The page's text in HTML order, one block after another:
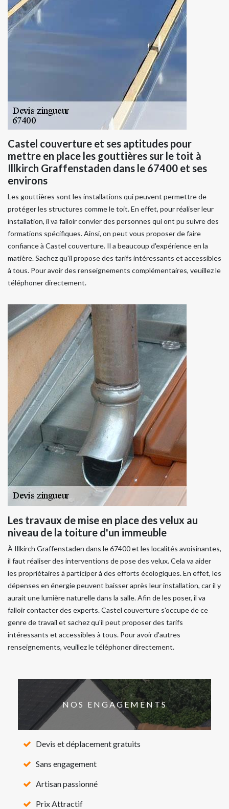
Castel couverture et ses aptitudes pour
mettre en place les gouttières sur le toit à
Illkirch Graffenstaden dans le 67400 et ses
environs
Les gouttières sont les installations qui peuvent permettre de
protéger les structures comme le toit. En effet, pour réaliser leur
installation, il va falloir convier des personnes qui ont pu suivre des
formations spécifiques. Ainsi, on peut vous proposer de faire
confiance à Castel couverture. Il a beaucoup d'expérience en la
matière. Sachez qu'il propose des tarifs intéressants et accessibles
à tous. Pour avoir des renseignements complémentaires, veuillez le
téléphoner directement.
Les travaux de mise en place des velux au
niveau de la toiture d'un immeuble
À Illkirch Graffenstaden dans le 67400 et les localités avoisinantes,
il faut réaliser des interventions de pose des velux. Cela va aider
les propriétaires à participer à des efforts écologiques. En effet, les
dépenses en énergie peuvent baisser après leur installation, car il y
aurait une lumière naturelle dans la salle. Afin de les poser, il va
falloir contacter des experts. Castel couverture s'occupe de ce
genre de travail et sachez qu'il peut proposer des tarifs
intéressants et accessibles à tous. Pour avoir d'autres
renseignements, veuillez le téléphoner directement.
NOS ENGAGEMENTS
Devis et déplacement gratuits
Sans engagement
Artisan passionné
Prix Attractif